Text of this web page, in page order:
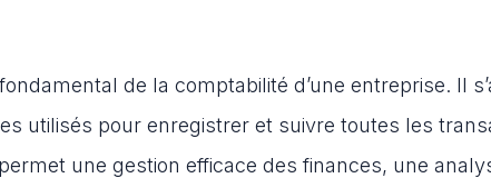
de la comptabilité d’une entreprise. Il
utilisés pour enregistrer et suivre toutes les
une gestion efficace des finances, une